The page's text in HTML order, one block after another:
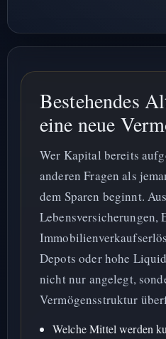
Bestehendes
eine neue
Wer Kapital bereits
anderen Fragen als
dem Sparen beginnt.
Lebensversicherungen,
Depots oder hohe
nicht nur angelegt,
Vermögensstruktur
Welche Mittel werden